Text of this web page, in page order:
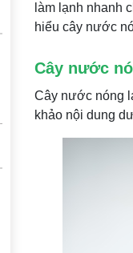
làm lạnh nhanh
hiểu cây nước
Cây nước
Cây nước nóng
khảo nội dung